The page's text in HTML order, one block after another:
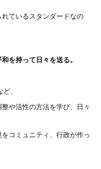
ているスタンダードなの
を持って日々を送る。
、
や活性の方法を学び、日々
コミュニティ、行政が作っ